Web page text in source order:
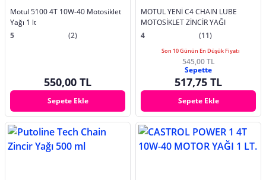
Motul 5100 4T 10W-40 Motosiklet
Yağı 1 lt
5
(2)
550,00 TL
Sepete Ekle
MOTUL YENİ C4 CHAIN LUBE
MOTOSİKLET ZİNCİR YAĞI
4
(11)
Son 10 Günün En Düşük Fiyatı
545,00 TL
Sepette
517,75 TL
Sepete Ekle